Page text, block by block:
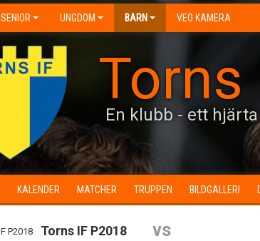
SENIOR UNGDOM BARN VEO KAMERA
Torns
En klubb - ett hjärta
KALENDER MATCHER TRUPPEN BILDGALLERI
Torns IF P2018 vs